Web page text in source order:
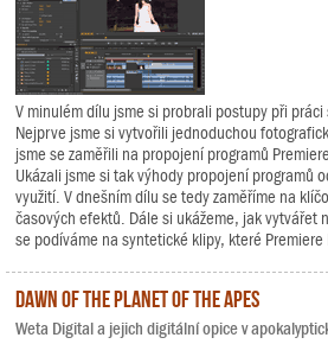
V minulém dílu jsme si probrali postupy při práci
Nejprve jsme si vytvořili jednoduchou
jsme se zaměřili na propojení programů
Ukázali jsme si tak výhody propojení programů
využití. V dnešním dílu se tedy zaměříme na
časových efektů. Dále si ukážeme, jak vytvářet
se podíváme na syntetické klipy, které Premiere
Dawn of the Planet of the Apes
Weta Digital a jejich digitální opice v